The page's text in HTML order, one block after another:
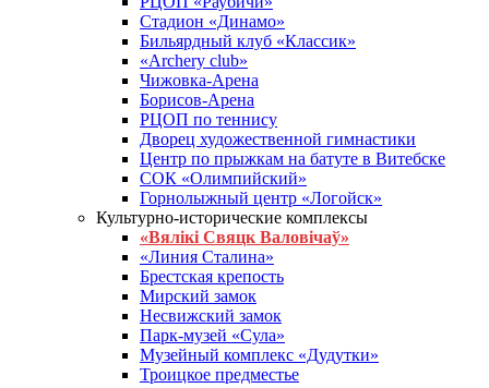
Стадион «Динамо»
Бильярдный клуб «Классик»
«Archery club»
Чижовка-Арена
Борисов-Арена
РЦОП по теннису
Дворец художественной гимнастики
Центр по прыжкам на батуте в Витебске
СОК «Олимпийский»
Горнолыжный центр «Логойск»
Культурно-исторические комплексы
«Вялікі Свяцк Валовічаў»
«Линия Сталина»
Брестская крепость
Мирский замок
Несвижский замок
Парк-музей «Сула»
Музейный комплекс «Дудутки»
Троицкое предместье